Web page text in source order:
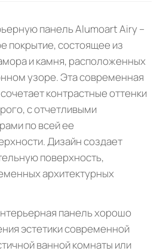
панель Alumoart Airy –
покрытие, состоящее из
и камня, расположенных
узоре. Эта современная
контрастные оттенки
с отчетливыми
по всей ее
Дизайн создает
поверхность,
архитектурных
панель хорошо
эстетики современной
ванной комнаты или